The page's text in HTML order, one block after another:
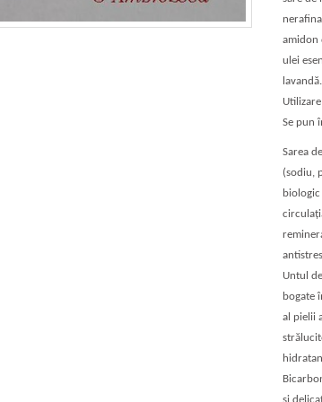
amidon
ulei
lavandă.
Se pun
Sarea
(sodiu,
Untul
bogate
al pielii